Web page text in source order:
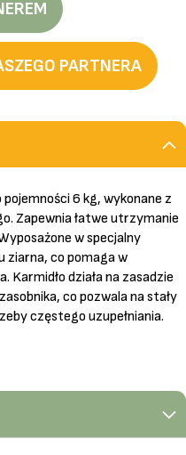
PARTNERA
6 kg, wykonane z
Zapewnia łatwe utrzymanie
w specjalny
ziarna, co pomaga w
Karmidło działa na zasadzie
co pozwala na stały
częstego uzupełniania.